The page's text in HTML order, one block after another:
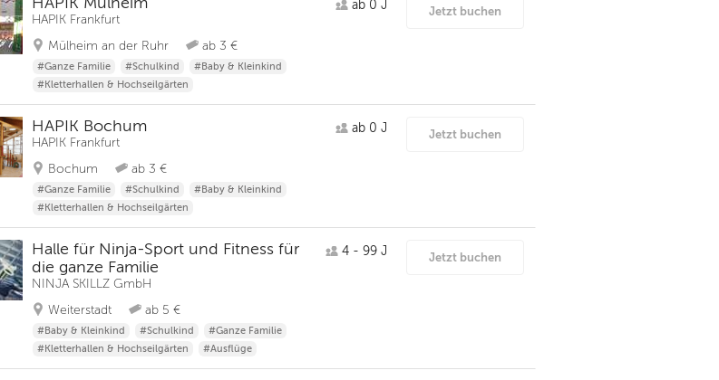
HAPIK Frankfurt
Mülheim an der Ruhr
ab 3 €
ab 0 J
#Ganze Familie #Schulkind
#Baby & Kleinkind
#Kletterhallen & Hochseilgärten
Jetzt buchen
HAPIK Bochum
HAPIK Frankfurt
Bochum
ab 3 €
ab 0 J
#Ganze Familie #Schulkind
#Baby & Kleinkind
#Kletterhallen & Hochseilgärten
Jetzt buchen
Halle für Ninja-Sport und Fitness für
die ganze Familie
NINJA SKILLZ GmbH
Weiterstadt
ab 5 €
4 - 99 J
#Baby & Kleinkind #Schulkind
#Ganze Familie
#Kletterhallen & Hochseilgärten
#Ausflüge
Jetzt buchen